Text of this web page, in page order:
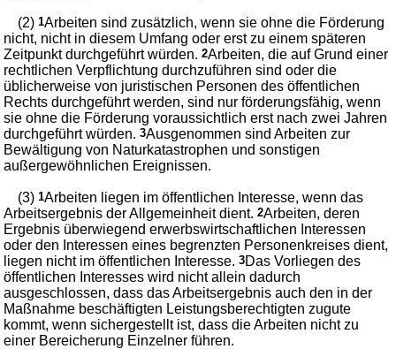
(2)1Arbeiten sind zusätzlich, wenn sie ohne die Förderung
nicht, nicht in diesem Umfang oder erst zu einem späteren
Zeitpunkt durchgeführt würden.2Arbeiten, die auf Grund einer
rechtlichen Verpflichtung durchzuführen sind oder die
üblicherweise von juristischen Personen des öffentlichen
Rechts durchgeführt werden, sind nur förderungsfähig, wenn
sie ohne die Förderung voraussichtlich erst nach zwei Jahren
durchgeführt würden.3Ausgenommen sind Arbeiten zur
Bewältigung von Naturkatastrophen und sonstigen
außergewöhnlichen Ereignissen.
(3)1Arbeiten liegen im öffentlichen Interesse, wenn das
Arbeitsergebnis der Allgemeinheit dient.2Arbeiten, deren
Ergebnis überwiegend erwerbswirtschaftlichen Interessen
oder den Interessen eines begrenzten Personenkreises dient,
liegen nicht im öffentlichen Interesse.3Das Vorliegen des
öffentlichen Interesses wird nicht allein dadurch
ausgeschlossen, dass das Arbeitsergebnis auch den in der
Maßnahme beschäftigten Leistungsberechtigten zugute
kommt, wenn sichergestellt ist, dass die Arbeiten nicht zu
einer Bereicherung Einzelner führen.